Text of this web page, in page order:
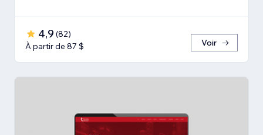
4,9 (82)
À partir de 87 $
Voir